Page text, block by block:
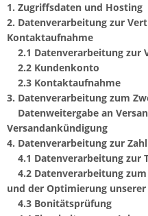
1. Zugriffsdaten und Hosting
2. Datenverarbeitung zur
Kontaktaufnahme
2.1 Datenverarbeitung zur
2.2 Kundenkonto
2.3 Kontaktaufnahme
3. Datenverarbeitung zum
Datenweitergabe an
Versandankündigung
4. Datenverarbeitung zur
4.1 Datenverarbeitung zur
4.2 Datenverarbeitung
und der Optimierung unserer
4.3 Bonitätsprüfung